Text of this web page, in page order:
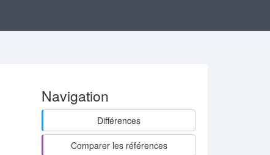
Navigation
Différences
Comparer les références